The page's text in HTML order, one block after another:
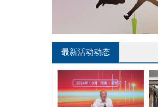
最新活动动态